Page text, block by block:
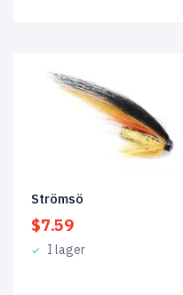
Strömsö
$7.59
I lager